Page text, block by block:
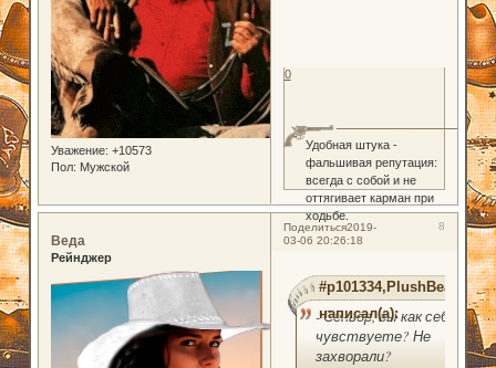
Уважение: +10573
Пол: Мужской
Удобная штука -
фальшивая репутация:
всегда с собой и не
оттягивает карман при
ходьбе.
0
Поделиться 8
2019-
03-06 20:26:18
Веда
Рейнджер
#p101334,PlushBear
написал(а):
- Сеньор, вы как себя
чувствуете? Не
захворали?